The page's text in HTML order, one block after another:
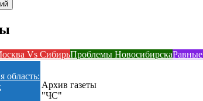
Vs СибирьПроблемы Новосибирска
область:
Архив газеты
"ЧС"